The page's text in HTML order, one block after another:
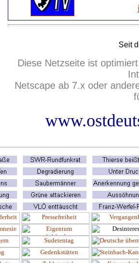
Seit
Diese Netzseite ist
Netscape ab 7.x oder